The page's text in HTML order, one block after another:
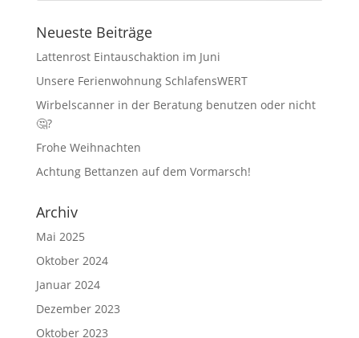
Neueste Beiträge
Lattenrost Eintauschaktion im Juni
Unsere Ferienwohnung SchlafensWERT
Wirbelscanner in der Beratung benutzen oder nicht
🤔?
Frohe Weihnachten
Achtung Bettanzen auf dem Vormarsch!
Archiv
Mai 2025
Oktober 2024
Januar 2024
Dezember 2023
Oktober 2023